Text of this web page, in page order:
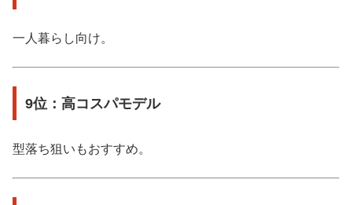
一人暮らし向け。
9位：高コスパモデル
型落ち狙いもおすすめ。